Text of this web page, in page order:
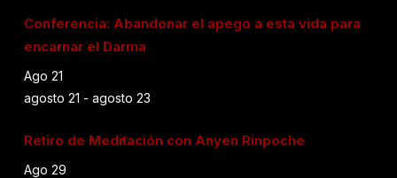
Conferencia: Abandonar el apego a esta vida para
encarnar el Darma
Ago 21
agosto 21 - agosto 23
Retiro de Meditación con Anyen Rinpoche
Ago 29